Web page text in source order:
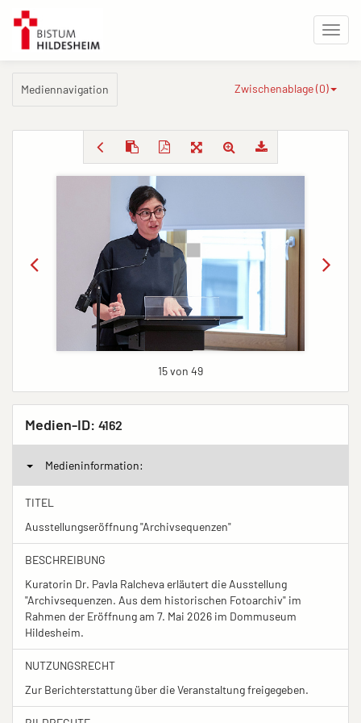
Mediennavigation Zwischenablage (0)
15 von 49
Medien-ID: 4162
Medieninformation:
TITEL
Ausstellungseröffnung "Archivsequenzen"
BESCHREIBUNG
Kuratorin Dr. Pavla Ralcheva erläutert die Ausstellung
"Archivsequenzen. Aus dem historischen Fotoarchiv" im
Rahmen der Eröffnung am 7. Mai 2026 im Dommuseum
Hildesheim.
NUTZUNGSRECHT
Zur Berichterstattung über die Veranstaltung freigegeben.